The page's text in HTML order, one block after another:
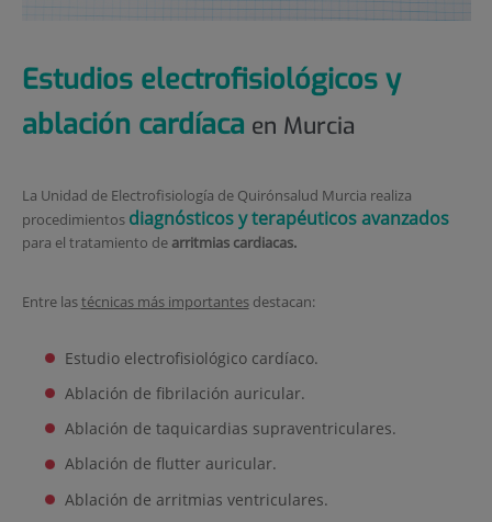
Estudios electrofisiológicos y
ablación cardíaca en Murcia
La Unidad de Electrofisiología de Quirónsalud Murcia realiza
procedimientos diagnósticos y terapéuticos avanzados
para el tratamiento de arritmias cardiacas.
Entre lastécnicas más importantesdestacan:
Estudio electrofisiológico cardíaco.
Ablación de fibrilación auricular.
Ablación de taquicardias supraventriculares.
Ablación de flutter auricular.
Ablación de arritmias ventriculares.